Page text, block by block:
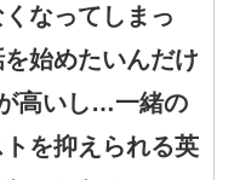
なってしまっ
始めたいんだけ
高いし…一緒の
を抑えられる英